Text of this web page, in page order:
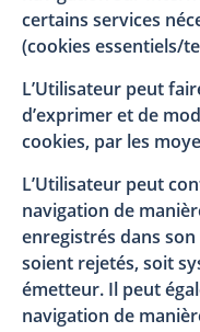
certains services
(cookies essentiels/
L’Utilisateur peut
d’exprimer et de
cookies, par les
L’Utilisateur peut
navigation de
enregistrés dans
soient rejetés, soit
émetteur. Il peut
navigation de